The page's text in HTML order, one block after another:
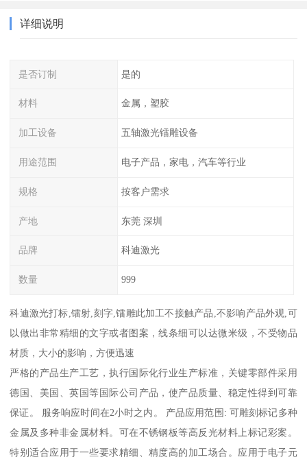
详细说明
是否订制 是的
材料 金属，塑胶
加工设备 五轴激光镭雕设备
用途范围 电子产品，家电，汽车等行业
规格 按客户需求
产地 东莞 深圳
品牌 科迪激光
数量 999
科迪激光打标,镭射,刻字,镭雕此加工不接触产品,不影响产品外观,可
以做出非常精细的文字或者图案，线条细可以达微米级，不受物品
材质，大小的影响，方便迅速
严格的产品生产工艺，执行国际化行业生产标准，关键零部件采用
德国、美国、英国等国际公司产品，使产品质量、稳定性得到可靠
保证。 服务响应时间在2小时之内。 产品应用范围: 可雕刻标记多种
金属及多种非金属材料。可在不锈钢板等高反光材料上标记彩案。
特别适合应用于一些要求精细、精度高的加工场合。应用于电子元